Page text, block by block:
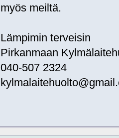
myös meiltä.
Lämpimin terveisin
Pirkanmaan
040-507 2324